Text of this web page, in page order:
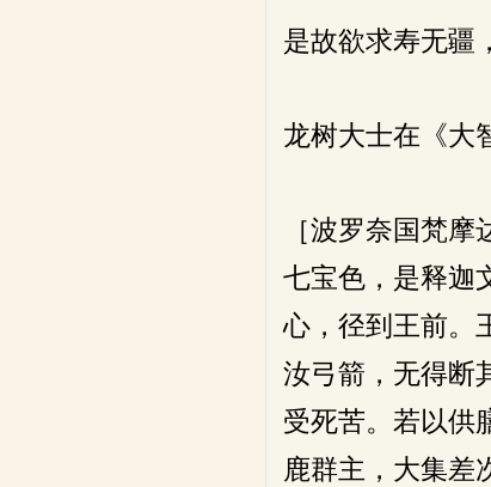
是故欲求寿无疆
龙树大士在《大
［波罗奈国梵
七宝色，是释迦
心，径到王前。
汝弓箭，无得断
受死苦。若以供
鹿群主，大集差